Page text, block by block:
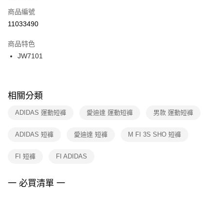
【「AFTEE先享後付」結帳流程】
１．於結帳方式選擇「AFTEE先享後付」後，將跳轉至「AFTEE先享後付」
２．訂單成立數日內，您將收到繳費通知簡訊。
３．收到繳費通知簡訊後14天內，點擊此簡訊中的連結，可透過四大超商／
ATM／網路銀行／等多元方式進行付款，方視為交易完成。
※ 交易是否成功請以「AFTEE先享後付 」之結帳頁面顯示為準，若有關於
是否繳費成功／繳費後需取消欲退款等相關疑問，請聯繫「AFTEE先享後付
客戶支援中心」https://netprotections.freshdesk.com/support/home
１．透過由恩沛科技股份有限公司提供之「AFTEE先享後付」服務完成之交
權轉讓予恩沛科技股份有限公司。
３．未成年的使用者請事先徵得法定代理人或監護人之同意方可使用
「AFTEE先享後付」，若未經同意申辦者引起之損失，本公司不負相關責
宅配
每筆NT$100，滿NT$1,500(含以上)免運費
付款後門市自取
每筆NT$100，滿NT$1,500(含以上)免運費
商品編號
11033490
商品特色
JW7101
相關分類
ADIDAS 運動短褲 愛迪達 運動短褲 男款 運動短褲
ADIDAS 短褲 愛迪達 短褲 M FI 3S SHO 短褲
FI 短褲 FI ADIDAS
一 必買清單 一